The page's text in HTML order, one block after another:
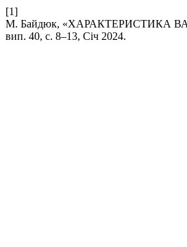
[1]
М. Байдюк, «ХАРАКТЕРИСТИКА
вип. 40, с. 8–13, Січ 2024.